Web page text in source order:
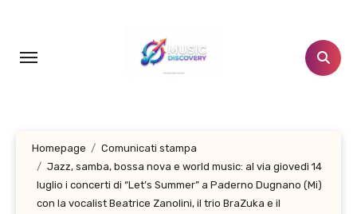
contenuto
Homepage
Comunicati stampa
Jazz, samba, bossa nova e world music: al via giovedì 14
luglio i concerti di “Let’s Summer” a Paderno Dugnano (Mi)
con la vocalist Beatrice Zanolini, il trio BraZuka e il